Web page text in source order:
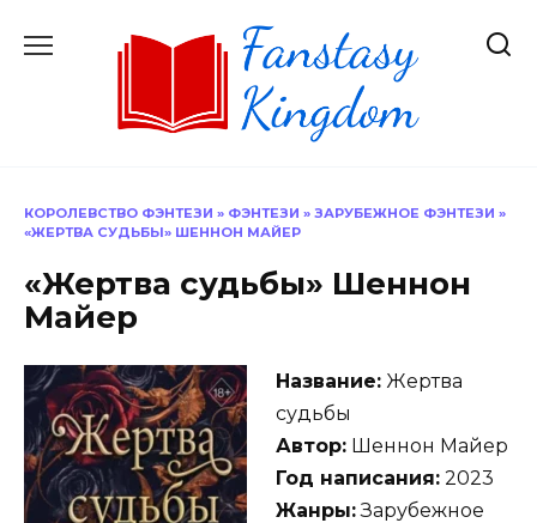
КОРОЛЕВСТВО ФЭНТЕЗИ » ФЭНТЕЗИ » ЗАРУБЕЖНОЕ ФЭНТЕЗИ »
«ЖЕРТВА СУДЬБЫ» ШЕННОН МАЙЕР
«Жертва судьбы» Шеннон
Майер
Название: Жертва
судьбы
Автор: Шеннон Майер
Год написания: 2023
Жанры:Зарубежное